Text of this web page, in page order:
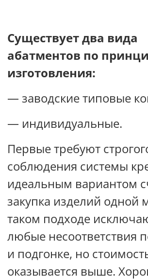
Существует два вида
абатментов по
изготовления:
— заводские типовые
— индивидуальные.
Первые требуют
соблюдения системы
идеальным вариантом
закупка изделий одной
таком подходе
любые несоответствия
и подгонке, но
оказывается выше.